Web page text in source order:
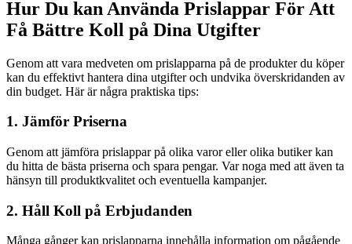
Hur Du kan Använda Prislappar För Att
Få Bättre Koll på Dina Utgifter
Genom att vara medveten om prislapparna på de produkter du köper
kan du effektivt hantera dina utgifter och undvika överskridanden av
din budget. Här är några praktiska tips:
1. Jämför Priserna
Genom att jämföra prislappar på olika varor eller olika butiker kan
du hitta de bästa priserna och spara pengar. Var noga med att även ta
hänsyn till produktkvalitet och eventuella kampanjer.
2. Håll Koll på Erbjudanden
Många gånger kan prislapparna innehålla information om pågående